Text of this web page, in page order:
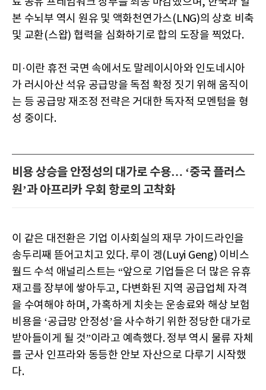
본 수뇌부 역시 원유 및 액화천연가스(LNG)의 상호 비축
및 교환(스왑) 협력을 심화하기로 합의 도장을 찍었다.
미·이란 휴전 국면 속에서도 말레이시아와 인도네시아
가 러시아산 석유 공급망을 독점 확정 짓기 위해 움직이
는 등 공급망 재조정 전략은 거대한 독자적 모멘텀을 형
성 중이다.
비용 상승을 안정성의 대가로 수용… ‘중국 플러스
원’과 아프리카 우회 항로의 고착화
이 같은 대전환은 기업 이사회실의 재무 가이드라인을
송두리째 뜯어고치고 있다. 루이 겡(Luyi Geng) 이비스
월드 수석 애널리스트는 “앞으로 기업들은 더 많은 유휴
재고를 장부에 쌓아두고, 다변화된 지역 공급업체 자격
을 수여해야 하며, 가혹하게 치솟는 운송료와 해상 보험
비용을 ‘공급망 안정성’을 사수하기 위한 정당한 대가로
받아들이게 될 것”이라고 예측했다. 정부 역시 물류 자체
를 군사 인프라와 동등한 안보 자산으로 다루기 시작했
다.